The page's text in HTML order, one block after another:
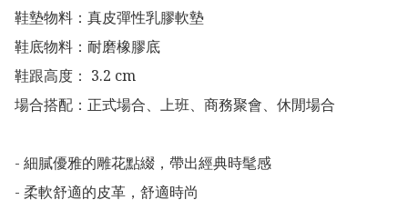
鞋墊物料：真皮彈性乳膠軟墊
鞋底物料：耐磨橡膠底
鞋跟高度： 3.2 cm
場合搭配：正式場合、上班、商務聚會、休閒場合
- 細膩優雅的雕花點綴，帶出經典時髦感
- 柔軟舒適的皮革，舒適時尚